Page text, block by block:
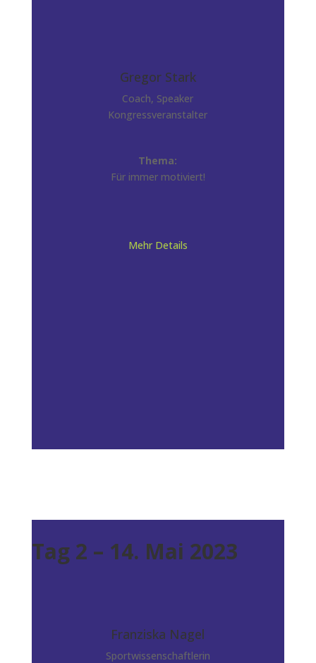
Gregor Stark
Coach, Speaker
Kongressveranstalter
Thema:
Für immer motiviert!
Mehr Details
Tag 2 – 14. Mai 2023
Franziska Nagel
Sportwissenschaftlerin